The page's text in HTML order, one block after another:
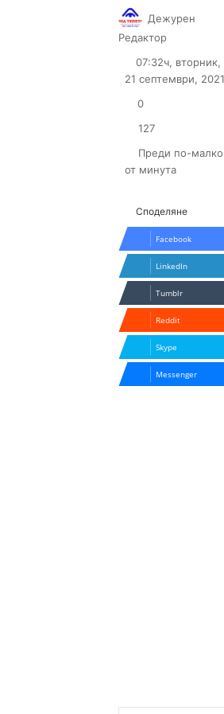
Дежурен
Редактор
X email
07:32ч, вторник,
21 септември, 2021
0
127
Преди по-малко
от минута
Споделяне
Facebook
LinkedIn
Tumblr
Reddit
Skype
Messenger